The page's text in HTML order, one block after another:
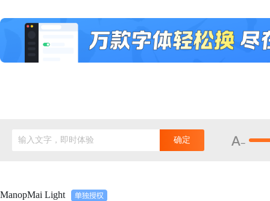
输入文字，即时体验 确定
ManopMai Light